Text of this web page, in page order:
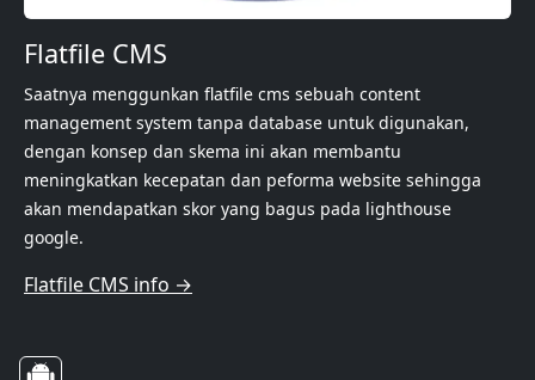
Flatfile CMS
Saatnya menggunkan flatfile cms sebuah content
management system tanpa database untuk digunakan,
dengan konsep dan skema ini akan membantu
meningkatkan kecepatan dan peforma website sehingga
akan mendapatkan skor yang bagus pada lighthouse
google.
Flatfile CMS info →